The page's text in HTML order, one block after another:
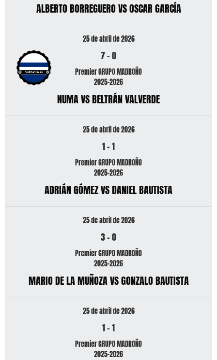
ALBERTO BORREGUERO VS OSCAR GARCÍA
25 de abril de 2026
7-0
Premier GRUPO MADROÑO
2025-2026
NUMA VS BELTRÁN VALVERDE
25 de abril de 2026
1-1
Premier GRUPO MADROÑO
2025-2026
ADRIÁN GÓMEZ VS DANIEL BAUTISTA
25 de abril de 2026
3-0
Premier GRUPO MADROÑO
2025-2026
MARIO DE LA MUÑOZA VS GONZALO BAUTISTA
25 de abril de 2026
1-1
Premier GRUPO MADROÑO
2025-2026